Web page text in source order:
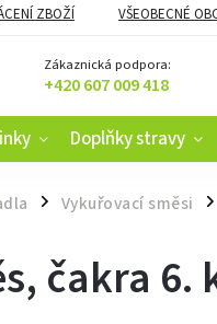
ZBOŽÍ VŠEOBECNÉ
Zákaznická podpora:
+420 607 009 418
Doplňky stravy
/ Vykuřovací směsi /
čakra 6.